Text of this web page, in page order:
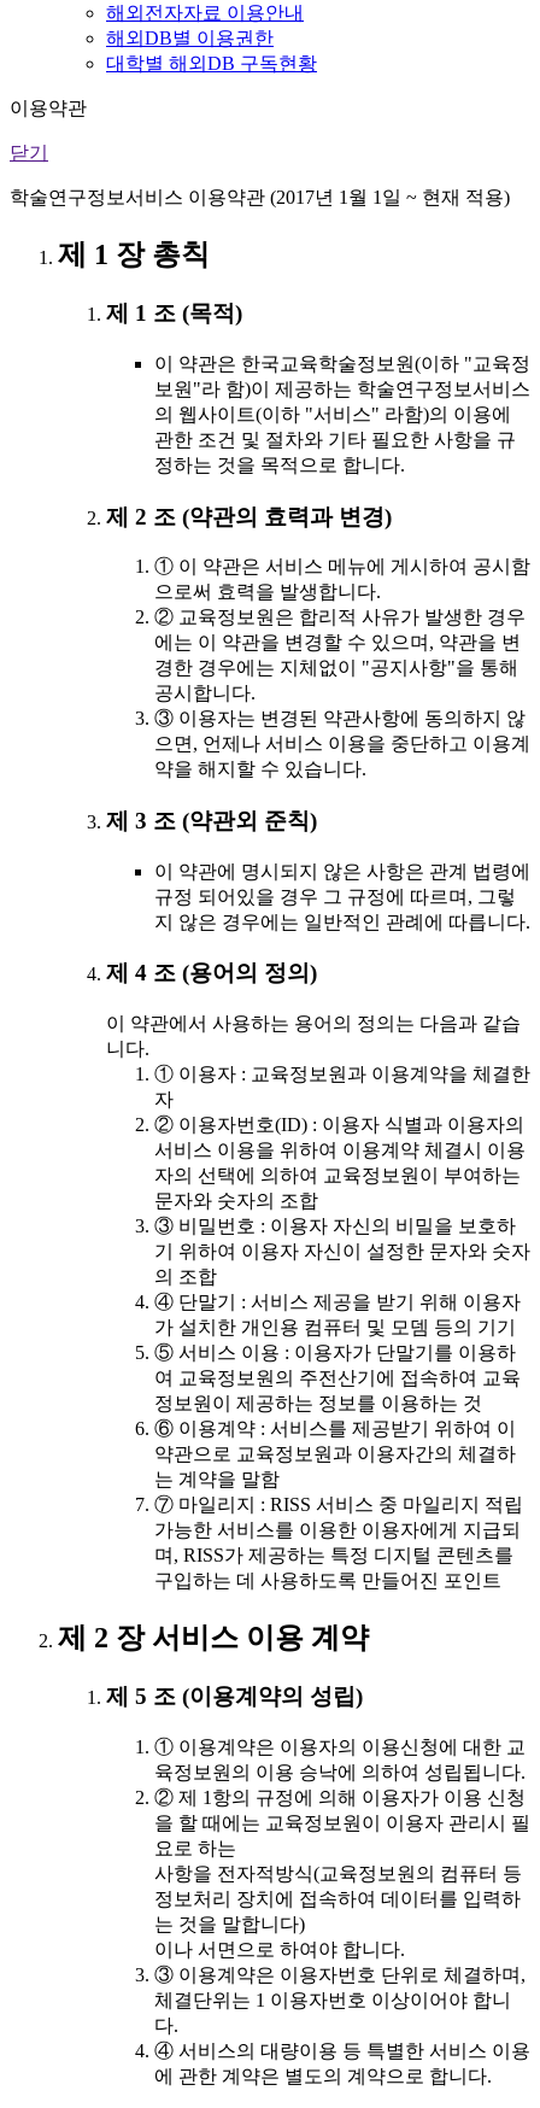
해외전자자료 이용안내
해외DB별 이용권한
대학별 해외DB 구독현황
이용약관
닫기
학술연구정보서비스 이용약관 (2017년 1월 1일 ~ 현재 적용)
제 1 장 총칙
제 1 조 (목적)
이 약관은 한국교육학술정보원(이하 "교육정
보원"라 함)이 제공하는 학술연구정보서비스
의 웹사이트(이하 "서비스" 라함)의 이용에
관한 조건 및 절차와 기타 필요한 사항을 규
정하는 것을 목적으로 합니다.
제 2 조 (약관의 효력과 변경)
① 이 약관은 서비스 메뉴에 게시하여 공시함
으로써 효력을 발생합니다.
② 교육정보원은 합리적 사유가 발생한 경우
에는 이 약관을 변경할 수 있으며, 약관을 변
경한 경우에는 지체없이 "공지사항"을 통해
공시합니다.
③ 이용자는 변경된 약관사항에 동의하지 않
으면, 언제나 서비스 이용을 중단하고 이용계
약을 해지할 수 있습니다.
제 3 조 (약관외 준칙)
이 약관에 명시되지 않은 사항은 관계 법령에
규정 되어있을 경우 그 규정에 따르며, 그렇
지 않은 경우에는 일반적인 관례에 따릅니다.
제 4 조 (용어의 정의)
이 약관에서 사용하는 용어의 정의는 다음과 같습
니다.
① 이용자 : 교육정보원과 이용계약을 체결한
자
② 이용자번호(ID) : 이용자 식별과 이용자의
서비스 이용을 위하여 이용계약 체결시 이용
자의 선택에 의하여 교육정보원이 부여하는
문자와 숫자의 조합
③ 비밀번호 : 이용자 자신의 비밀을 보호하
기 위하여 이용자 자신이 설정한 문자와 숫자
의 조합
④ 단말기 : 서비스 제공을 받기 위해 이용자
가 설치한 개인용 컴퓨터 및 모뎀 등의 기기
⑤ 서비스 이용 : 이용자가 단말기를 이용하
여 교육정보원의 주전산기에 접속하여 교육
정보원이 제공하는 정보를 이용하는 것
⑥ 이용계약 : 서비스를 제공받기 위하여 이
약관으로 교육정보원과 이용자간의 체결하
는 계약을 말함
⑦ 마일리지 : RISS 서비스 중 마일리지 적립
가능한 서비스를 이용한 이용자에게 지급되
며, RISS가 제공하는 특정 디지털 콘텐츠를
구입하는 데 사용하도록 만들어진 포인트
제 2 장 서비스 이용 계약
제 5 조 (이용계약의 성립)
① 이용계약은 이용자의 이용신청에 대한 교
육정보원의 이용 승낙에 의하여 성립됩니다.
② 제 1항의 규정에 의해 이용자가 이용 신청
을 할 때에는 교육정보원이 이용자 관리시 필
요로 하는
사항을 전자적방식(교육정보원의 컴퓨터 등
정보처리 장치에 접속하여 데이터를 입력하
는 것을 말합니다)
이나 서면으로 하여야 합니다.
③ 이용계약은 이용자번호 단위로 체결하며,
체결단위는 1 이용자번호 이상이어야 합니
다.
④ 서비스의 대량이용 등 특별한 서비스 이용
에 관한 계약은 별도의 계약으로 합니다.